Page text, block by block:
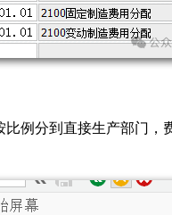
例分到直接生产部门，